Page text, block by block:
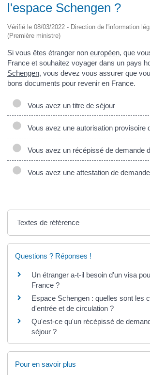
l'espace Schengen ?
Vérifié le 08/03/2022 - Direction de l'information
(Première ministre)
Si vous êtes étranger non européen, que
France et souhaitez voyager dans un pays
Schengen, vous devez vous assurer que
bons documents pour revenir en France.
Vous avez un titre de séjour
Vous avez une autorisation provisoire
Vous avez un récépissé de demande
Vous avez une attestation de
Textes de référence
Questions ? Réponses !
Un étranger a-t-il besoin d'un visa
France ?
Espace Schengen : quelles sont les
d'entrée et de circulation ?
Qu'est-ce qu'un récépissé de
séjour ?
Pour en savoir plus